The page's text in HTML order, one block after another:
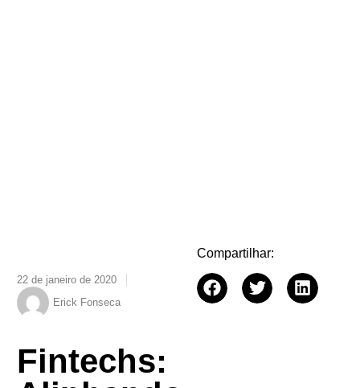
22 de janeiro de 2020
Erick Fonseca
Fintechs:
Compartilhar: